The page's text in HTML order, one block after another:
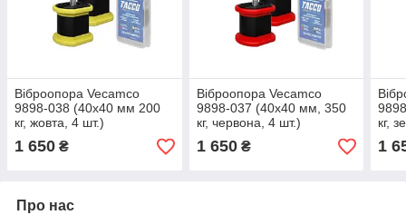
Віброопора Vecamco
9898-038 (40х40 мм 200
кг, жовта, 4 шт.)
1 650 ₴
Віброопора Vecamco
9898-037 (40х40 мм, 350
кг, червона, 4 шт.)
1 650₴
кг,
1
Про нас